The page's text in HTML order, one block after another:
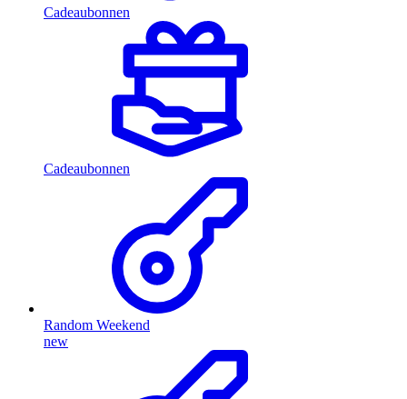
Cadeaubonnen
Cadeaubonnen
Random Weekend
new